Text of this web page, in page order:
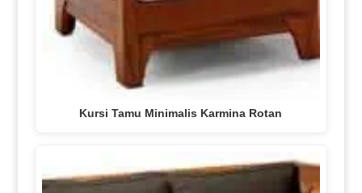
Kursi Tamu Minimalis Karmina Rotan